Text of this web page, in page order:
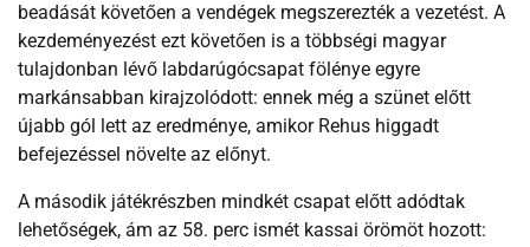
beadását követően a vendégek megszerezték a vezetést. A
kezdeményezést ezt követően is a többségi magyar
tulajdonban lévő labdarúgócsapat fölénye egyre
markánsabban kirajzolódott: ennek még a szünet előtt
újabb gól lett az eredménye, amikor Rehus higgadt
befejezéssel növelte az előnyt.
A második játékrészben mindkét csapat előtt adódtak
lehetőségek, ám az 58. perc ismét kassai örömöt hozott: